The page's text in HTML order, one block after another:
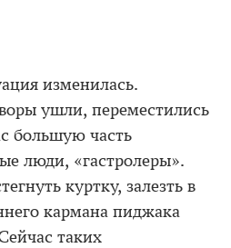
изменилась.
ушли, переместились
большую часть
люди, «гастролеры».
куртку, залезть в
кармана пиджака
таких